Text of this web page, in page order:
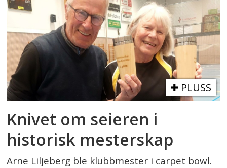
PLUSS
Knivet om seieren i
historisk mesterskap
Arne Liljeberg ble klubbmester i carpet bowl.